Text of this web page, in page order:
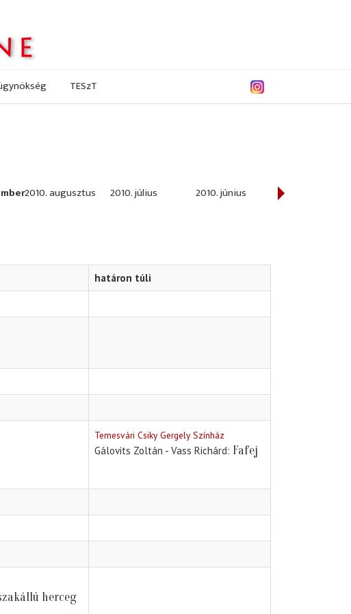
TESzT
2010. augusztus 2010. július 2010. június 2010. május
határon túli
Temesvári Csiky Gergely Színház
Gálovits Zoltán - Vass Richárd Fafej
herceg